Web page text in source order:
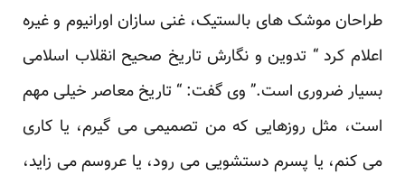
طراحان موشک های بالستیک، غنی سازان اورانیوم و غیره
اعلام کرد “ تدوین و نگارش تاریخ صحیح انقلاب اسلامی
بسیار ضروری است.” وی گفت: “ تاریخ معاصر خیلی مهم
است، مثل روزهایی که من تصمیمی می گیرم، یا کاری
می کنم، یا پسرم دستشویی می رود، یا عروسم می زاید،